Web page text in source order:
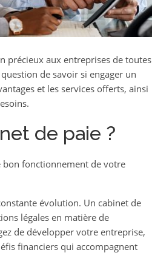
précieux aux entreprises de toutes
de savoir si engager un
et les services offerts, ainsi
de paie ?
bon fonctionnement de votre
évolution. Un cabinet de
légales en matière de
de développer votre entreprise,
financiers qui accompagnent